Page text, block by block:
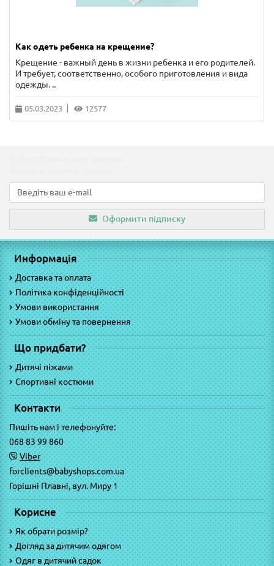
Как одеть ребенка на крещение?
Крещение - важный день в жизни ребенка и его родителей.
И требует, соответственно, особого приготовления и вида
одежды. ..
05.03.2023 12577
Оформити підписку
Информація
Доставка та оплата
Політика конфіденційності
Умови використання
Умови обміну та повернення
Що придбати?
Дитячі піжами
Спортивні костюми
Контакти
Пишіть нам і телефонуйте:
068 83 99 860
Viber
forclients@babyshops.com.ua
Горішні Плавні, вул. Миру 1
Корисне
Як обрати розмір?
Догляд за дитячим одягом
Одяг в дитячий садок